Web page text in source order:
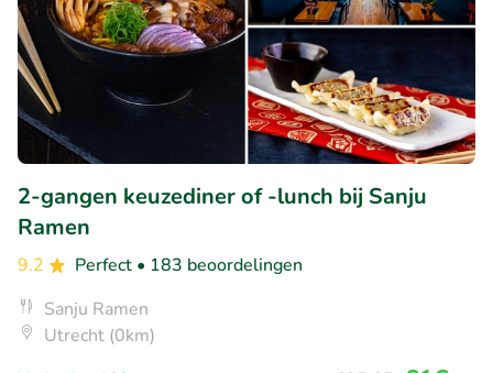
2-gangen keuzediner of -lunch bij Sanju
Ramen
9.2 Perfect • 183 beoordelingen
Sanju Ramen
Utrecht (0km)